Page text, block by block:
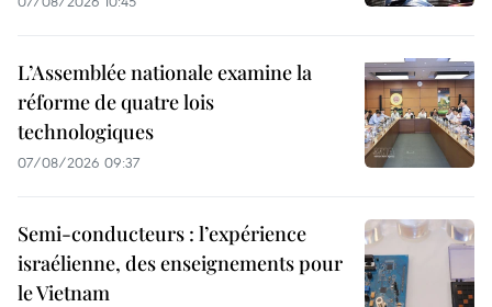
L’Assemblée nationale examine la
réforme de quatre lois
technologiques
07/08/2026 09:37
Semi-conducteurs : l’expérience
israélienne, des enseignements pour
le Vietnam